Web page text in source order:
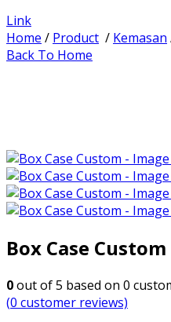
Link
Home / Product / Kemasan
Back To Home
Box Case Custom
0out of5 based on 0
(0 customer reviews)